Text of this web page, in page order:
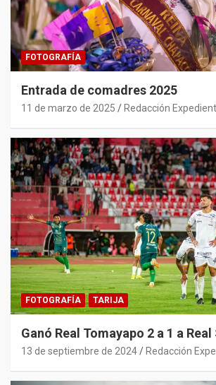
FOTOGRAFÍA
Entrada de comadres 2025
11 de marzo de 2025 Redacción
FOTOGRAFÍA TARIJA
Ganó Real Tomayapo 2 a 1 a
13 de septiembre de 2024 Redacción